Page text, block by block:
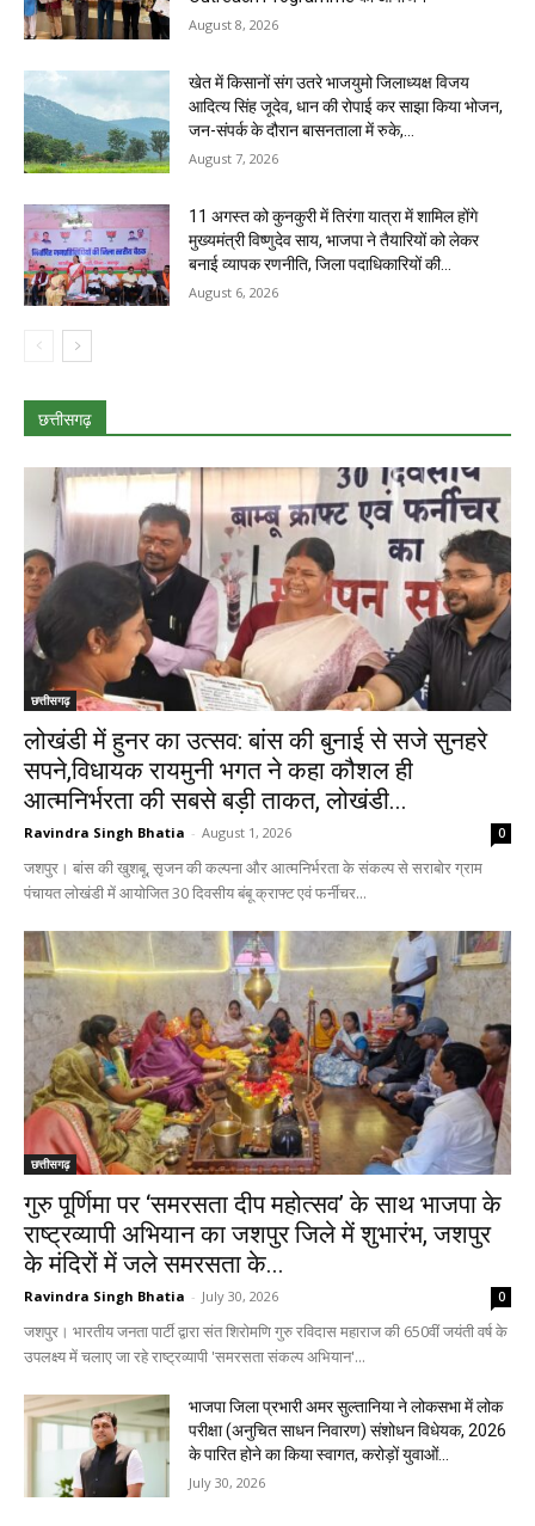
August 8, 2026
खेत में किसानों संग उतरे भाजयुमो जिलाध्यक्ष विजय
आदित्य सिंह जूदेव, धान की रोपाई कर साझा किया भोजन,
जन-संपर्क के दौरान बासनताला में रुके,...
August 7, 2026
11 अगस्त को कुनकुरी में तिरंगा यात्रा में शामिल होंगे
मुख्यमंत्री विष्णुदेव साय, भाजपा ने तैयारियों को लेकर
बनाई व्यापक रणनीति, जिला पदाधिकारियों की...
August 6, 2026
छत्तीसगढ़
छत्तीसगढ़
लोखंडी में हुनर का उत्सव: बांस की बुनाई से सजे सुनहरे
सपने,विधायक रायमुनी भगत ने कहा कौशल ही
आत्मनिर्भरता की सबसे बड़ी ताकत, लोखंडी...
Ravindra Singh Bhatia - August 1, 2026 0
जशपुर। बांस की खुशबू, सृजन की कल्पना और आत्मनिर्भरता के संकल्प से सराबोर ग्राम
पंचायत लोखंडी में आयोजित 30 दिवसीय बंबू क्राफ्ट एवं फर्नीचर...
छत्तीसगढ़
गुरु पूर्णिमा पर ‘समरसता दीप महोत्सव’ के साथ भाजपा के
राष्ट्रव्यापी अभियान का जशपुर जिले में शुभारंभ, जशपुर
के मंदिरों में जले समरसता के...
Ravindra Singh Bhatia - July 30, 2026 0
जशपुर। भारतीय जनता पार्टी द्वारा संत शिरोमणि गुरु रविदास महाराज की 650वीं जयंती वर्ष के
उपलक्ष्य में चलाए जा रहे राष्ट्रव्यापी 'समरसता संकल्प अभियान'...
भाजपा जिला प्रभारी अमर सुल्तानिया ने लोकसभा में लोक
परीक्षा (अनुचित साधन निवारण) संशोधन विधेयक, 2026
के पारित होने का किया स्वागत, करोड़ों युवाओं...
July 30, 2026